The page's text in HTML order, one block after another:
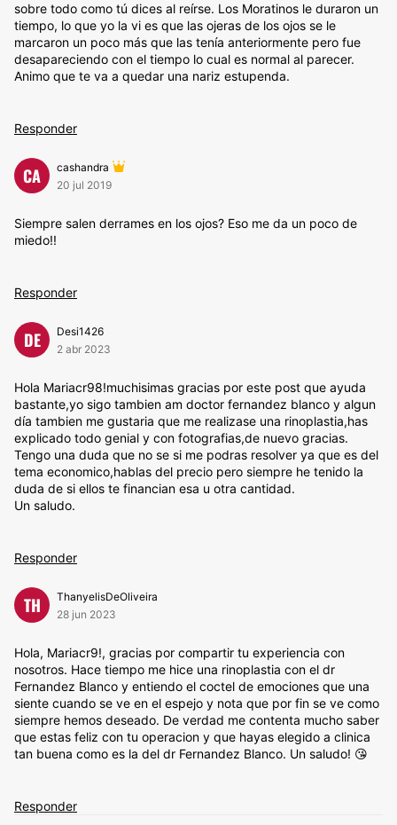
sobre todo como tú dices al reírse. Los Moratinos le duraron un
tiempo, lo que yo la vi es que las ojeras de los ojos se le
marcaron un poco más que las tenía anteriormente pero fue
desapareciendo con el tiempo lo cual es normal al parecer.
Animo que te va a quedar una nariz estupenda.
Responder
CA
cashandra
20 jul 2019
Siempre salen derrames en los ojos? Eso me da un poco de
miedo!!
Responder
DE
Desi1426
2 abr 2023
Hola Mariacr98!muchisimas gracias por este post que ayuda
bastante,yo sigo tambien am doctor fernandez blanco y algun
día tambien me gustaria que me realizase una rinoplastia,has
explicado todo genial y con fotografias,de nuevo gracias.
Tengo una duda que no se si me podras resolver ya que es del
tema economico,hablas del precio pero siempre he tenido la
duda de si ellos te financian esa u otra cantidad.
Un saludo.
Responder
TH
ThanyelisDeOliveira
28 jun 2023
Hola, Mariacr9!, gracias por compartir tu experiencia con
nosotros. Hace tiempo me hice una rinoplastia con el dr
Fernandez Blanco y entiendo el coctel de emociones que una
siente cuando se ve en el espejo y nota que por fin se ve como
siempre hemos deseado. De verdad me contenta mucho saber
que estas feliz con tu operacion y que hayas elegido a clinica
tan buena como es la del dr Fernandez Blanco. Un saludo! 😘
Responder